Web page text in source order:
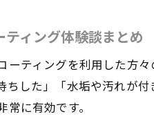
ィング体験談まとめ
ーティングを利用した方
ちした」「水垢や汚れが
常に有効です。